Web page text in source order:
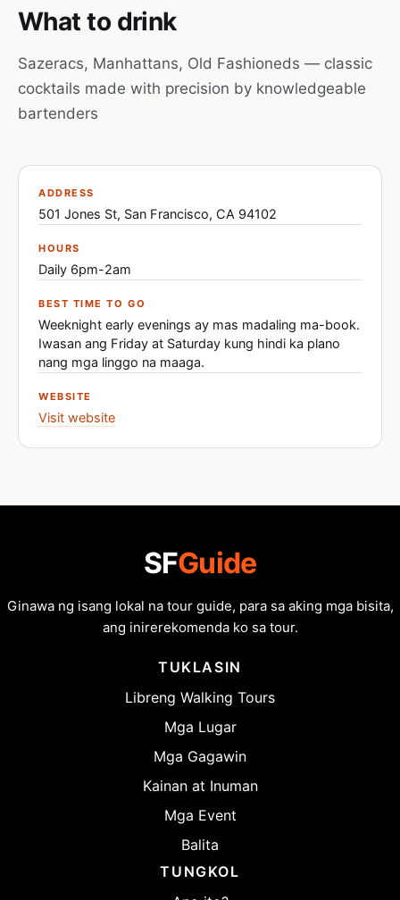
What to drink
Sazeracs, Manhattans, Old Fashioneds — classic
cocktails made with precision by knowledgeable
bartenders
ADDRESS
501 Jones St, San Francisco, CA 94102
HOURS
Daily 6pm-2am
BEST TIME TO GO
Weeknight early evenings ay mas madaling ma-book.
Iwasan ang Friday at Saturday kung hindi ka plano
nang mga linggo na maaga.
WEBSITE
Visit website
SFGuide
Ginawa ng isang lokal na tour guide, para sa aking mga bisita,
ang inirerekomenda ko sa tour.
TUKLASIN
Libreng Walking Tours
Mga Lugar
Mga Gagawin
Kainan at Inuman
Mga Event
Balita
TUNGKOL